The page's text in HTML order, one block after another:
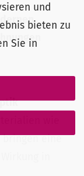
und
bieten zu
Sie in
wie
bringen eine
in